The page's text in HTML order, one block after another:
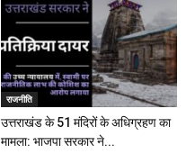
राजनीति
उत्तराखंड के 51 मंदिरों के अधिग्रहण का
मामला: भाजपा सरकार ने...